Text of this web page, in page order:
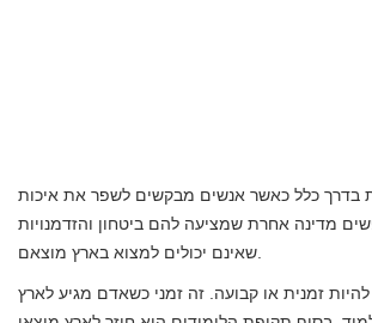
בדרך כלל כאשר אנשים מבקשים לשפר את איכות
מדינה אחרת שמציעה להם ביטחון והזדמנויות
להיות זמנית או קבועה. זה זמני כשאדם מגיע לארץ